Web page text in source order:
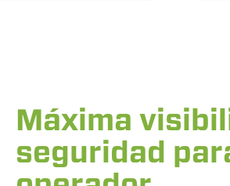
Máxima
seguridad